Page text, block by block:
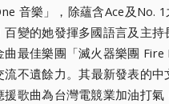
音樂」，除蘊含Ace及No. 1
百變的她發揮多國語言及主持
最佳樂團「滅火器樂團
流不遺餘力。其最新發表的
援歌曲為台灣電競業加油打氣